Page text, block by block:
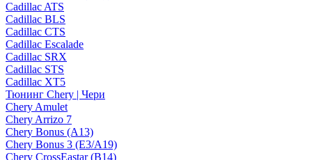
Cadillac ATS
Cadillac BLS
Cadillac CTS
Cadillac Escalade
Cadillac SRX
Cadillac STS
Cadillac XT5
Тюнинг Chery | Чери
Chery Amulet
Chery Arrizo 7
Chery Bonus (A13)
Chery Bonus 3 (E3/A19)
Chery CrossEastar (B14)